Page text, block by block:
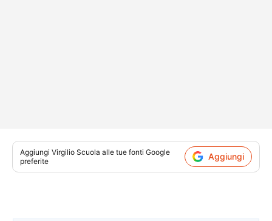
Aggiungi Virgilio Scuola alle tue fonti Google
preferite
Aggiungi